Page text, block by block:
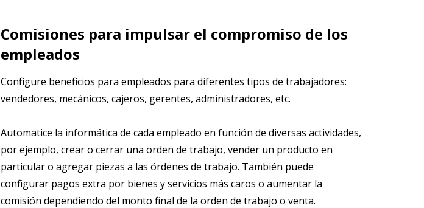
Comisiones para impulsar el compromiso de los
empleados
Configure beneficios para empleados para diferentes tipos de trabajadores:
vendedores, mecánicos, cajeros, gerentes, administradores, etc.
Automatice la informática de cada empleado en función de diversas actividades,
por ejemplo, crear o cerrar una orden de trabajo, vender un producto en
particular o agregar piezas a las órdenes de trabajo. También puede
configurar pagos extra por bienes y servicios más caros o aumentar la
comisión dependiendo del monto final de la orden de trabajo o venta.